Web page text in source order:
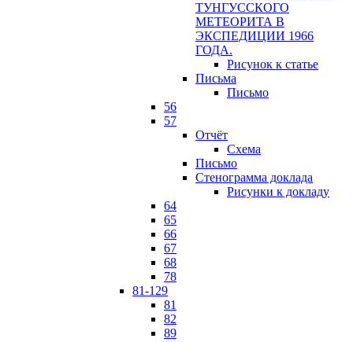
ТУНГУССКОГО
МЕТЕОРИТА В
ЭКСПЕДИЦИИ 1966
ГОДА.
Рисунок к статье
Письма
Письмо
56
57
Отчёт
Схема
Письмо
Стенограмма доклада
Рисунки к докладу
64
65
66
67
68
78
81-129
81
82
89